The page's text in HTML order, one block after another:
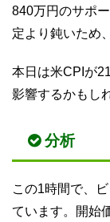
840万円のサポ
定より鈍いため
本日は米CPIが
影響するかもし
分析
この1時間で、
ています。開始